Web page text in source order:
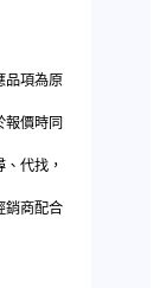
品項為原
報價時同
代找，
銷商配合